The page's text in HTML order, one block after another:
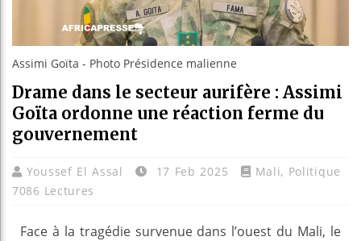
Assimi Goïta - Photo Présidence malienne
Drame dans le secteur aurifère : Assimi
Goïta ordonne une réaction ferme du
gouvernement
Youssef El Assal 17 Feb 2025 Mali, Politique
7086 Lectures
Face à la tragédie survenue dans l’ouest du Mali, le